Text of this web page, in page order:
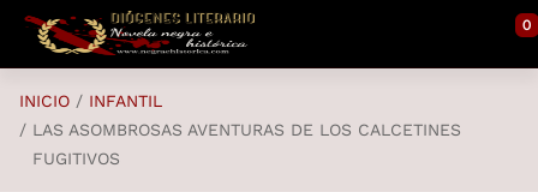
Saltar al contenido principal
0
INICIO
INFANTIL
LAS ASOMBROSAS AVENTURAS DE LOS CALCETINES
FUGITIVOS